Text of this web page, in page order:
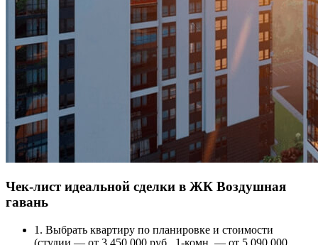
Чек-лист идеальной сделки в ЖК Воздушная
гавань
1. Выбрать квартиру по планировке и стоимости